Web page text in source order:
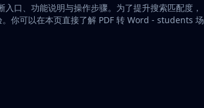
口、功能说明与操作步骤。为了提升搜索匹配度，
你可以在本页直接了解 PDF 转 Word - students 场